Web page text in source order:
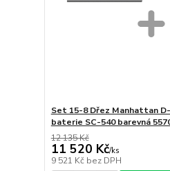
Set 15-8 Dřez Manhattan
baterie SC-540 barevná
12 135 Kč
11 520 Kč/ks
9 521 Kč bez DPH